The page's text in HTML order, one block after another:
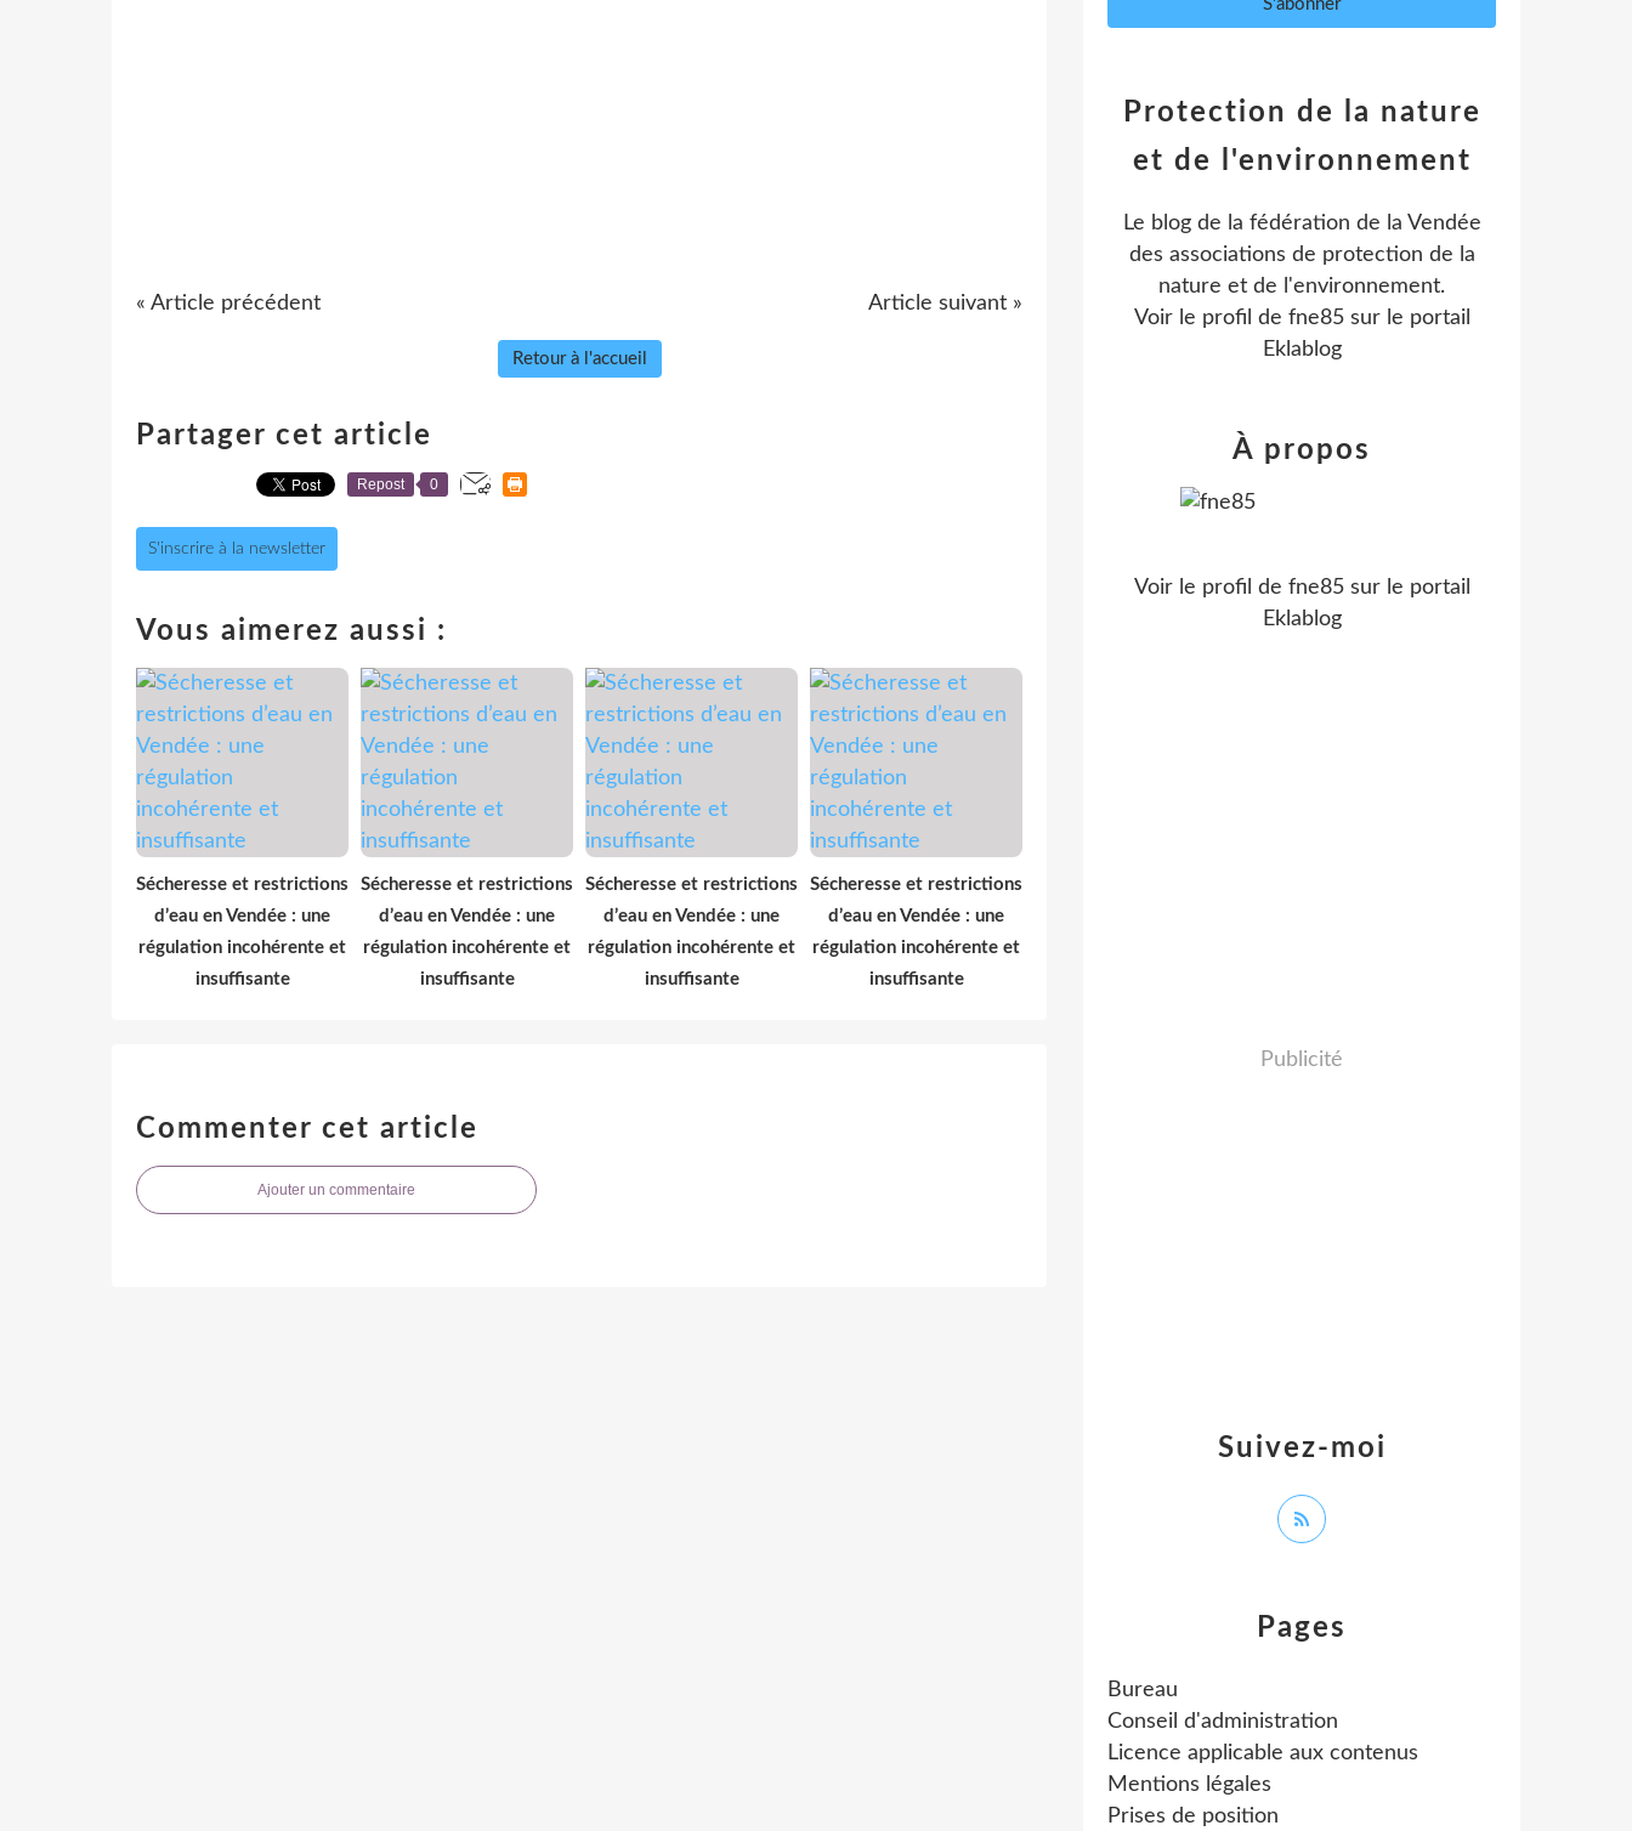
« Article précédent Article suivant »
Retour à l'accueil
Partager cet article
Repost 0
S'inscrire à la newsletter
Vous aimerez aussi :
Sécheresse et restrictions
d’eau en Vendée : une
régulation incohérente et
insuffisante
Sécheresse et restrictions
d’eau en Vendée : une
régulation incohérente et
insuffisante
Sécheresse et restrictions
d’eau en Vendée : une
régulation incohérente et
insuffisante
Sécheresse et restrictions
d’eau en Vendée : une
régulation incohérente et
insuffisante
Commenter cet article
Ajouter un commentaire
Pages
Bureau
Conseil d'administration
Licence applicable aux contenus
Mentions légales
Prises de position
Protection de la nature
et de l'environnement
Le blog de la fédération de la Vendée
des associations de protection de la
nature et de l'environnement.
Voir le profil de fne85sur le portail
Eklablog
Suivez-moi
À propos
Voir le profil de fne85sur le portail
Eklablog
Publicité